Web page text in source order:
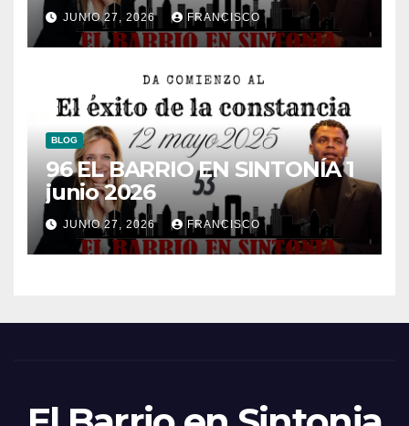
JUNIO 27, 2026 FRANCISCO
BLOG
96 EL BARRIO EN SINTONÍA 1
junio 2026
JUNIO 27, 2026 FRANCISCO